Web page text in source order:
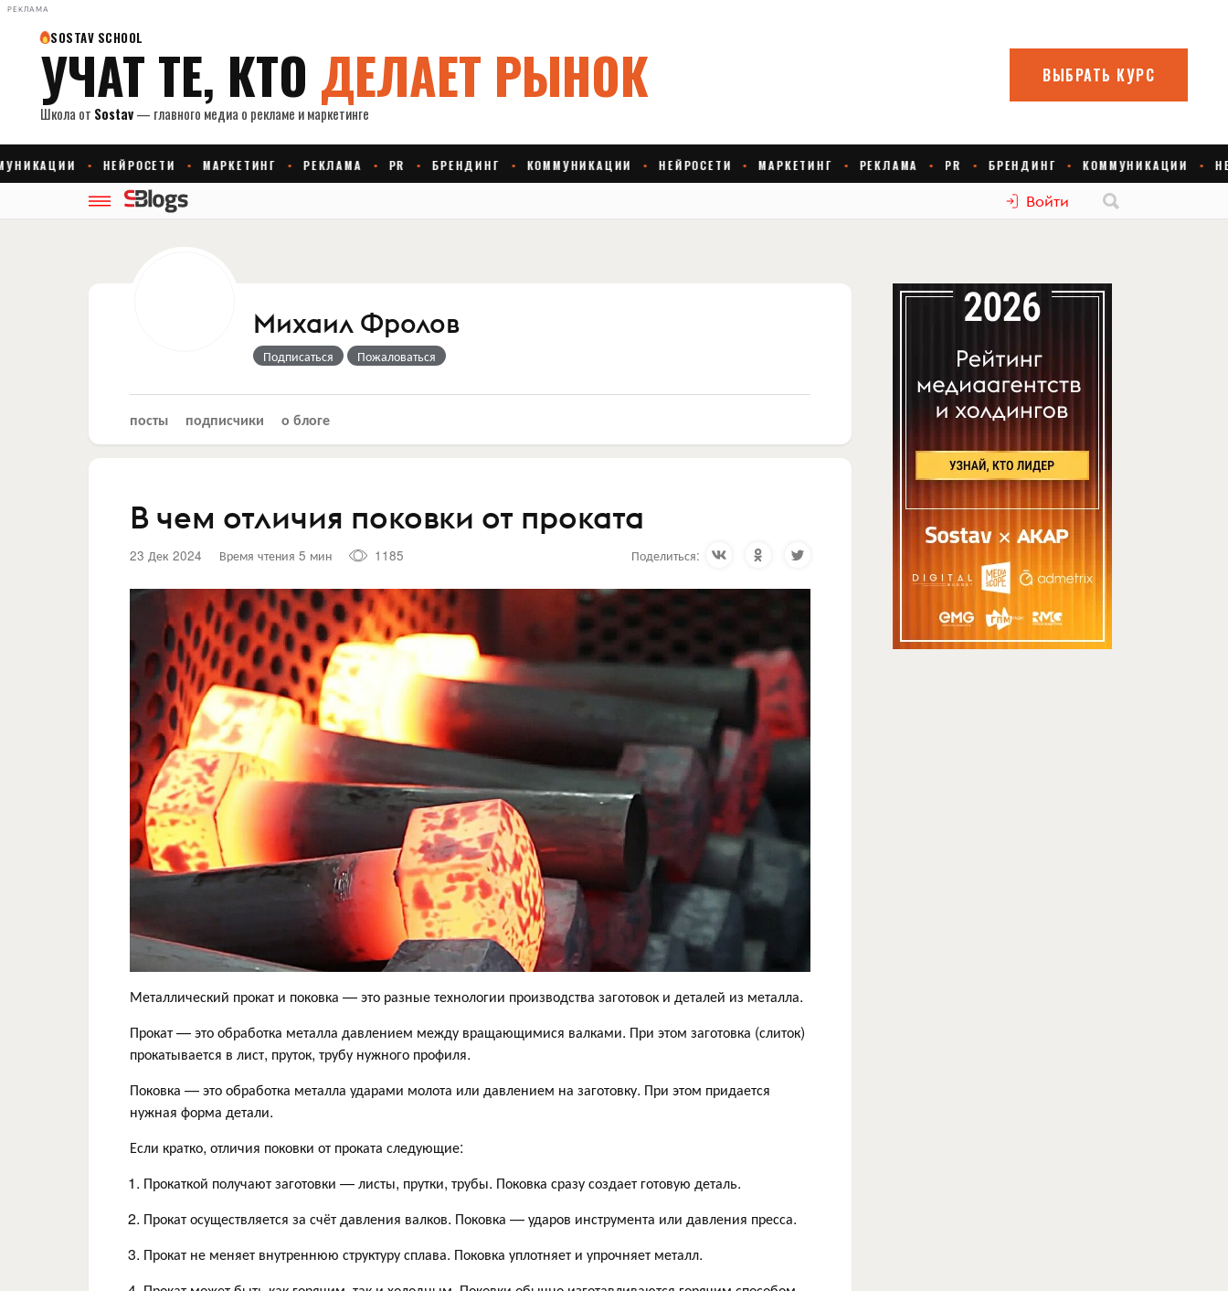
РЕКЛАМА
Войти
Михаил Фролов
Подписаться Пожаловаться
посты подписчики о блоге
В чем отличия поковки от проката
23 Дек 2024 Время чтения 5 мин 1185 Поделиться:
Металлический прокат и поковка — это разные технологии производства заготовок и деталей из металла.
Прокат — это обработка металла давлением между вращающимися валками. При этом заготовка (слиток)
прокатывается в лист, пруток, трубу нужного профиля.
Поковка — это обработка металла ударами молота или давлением на заготовку. При этом придается
нужная форма детали.
Если кратко, отличия поковки от проката следующие:
Прокаткой получают заготовки — листы, прутки, трубы. Поковка сразу создает готовую деталь.
Прокат осуществляется за счёт давления валков. Поковка — ударов инструмента или давления пресса.
Прокат не меняет внутреннюю структуру сплава. Поковка уплотняет и упрочняет металл.